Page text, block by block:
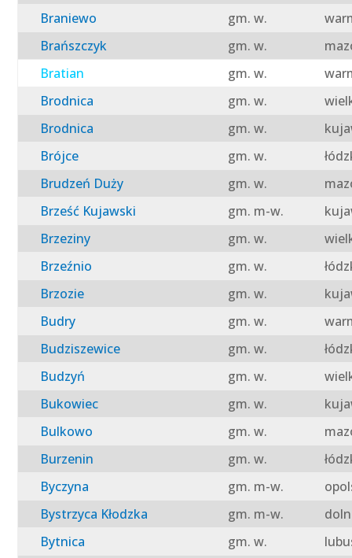
Braniewo
gm. w.
Brańszczyk
gm. w.
Bratian
gm. w.
Brodnica
gm. w.
Brodnica
gm. w.
Brójce
gm. w.
Brudzeń Duży
gm. w.
Brześć Kujawski
gm. m-w.
Brzeziny
gm. w.
Brzeźnio
gm. w.
Brzozie
gm. w.
Budry
gm. w.
Budziszewice
gm. w.
Budzyń
gm. w.
Bukowiec
gm. w.
Bulkowo
gm. w.
Burzenin
gm. w.
Byczyna
gm. m-w.
Bystrzyca Kłodzka
gm. m-w.
Bytnica
gm. w.